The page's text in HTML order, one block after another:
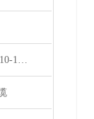
GYX/GYXV/GEVZ等系列10-150KV高压线